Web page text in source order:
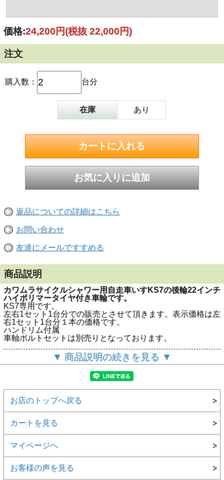
価格:24,200円(税抜 22,000円)
注文
購入数： 台分
在庫 あり
返品についての詳細はこちら
お問い合わせ
友達にメールですすめる
商品説明
カワムラサイクルシャワー用自走車いすKS7の後輪22インチ
ハイポリマータイヤ付き車輪です。
KS7専用です。
左右1セット1台分での販売とさせて頂きます。表示価格は左
右1セット1台分１本の価格です。
ハンドリム付属
車軸ボルトセットは別売りとなっております。
不明な点など御座いましたらお尋ねください。
※他社の車椅子へは適合いたしません。
▼ 商品説明の続きを見る ▼
お店のトップへ戻る
カートを見る
マイページへ
お客様の声を見る